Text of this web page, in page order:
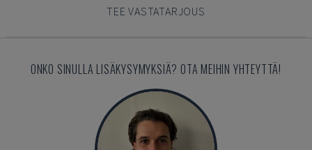
TEE VASTATARJOUS
ONKO SINULLA LISÄKYSYMYKSIÄ? OTA MEIHIN YHTEYTTÄ!